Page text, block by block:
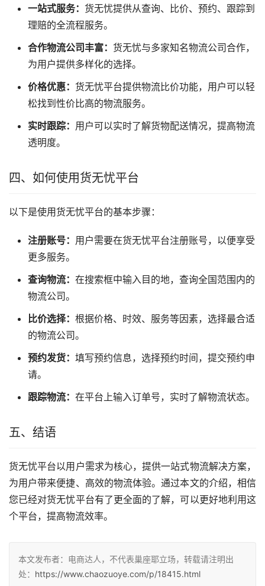
一站式服务： 货无忧提供从查询、比价、预约、跟踪到
理赔的全流程服务。
合作物流公司丰富： 货无忧与多家知名物流公司合作，
为用户提供多样化的选择。
价格优惠： 货无忧平台提供物流比价功能，用户可以轻
松找到性价比高的物流服务。
实时跟踪： 用户可以实时了解货物配送情况，提高物流
透明度。
四、如何使用货无忧平台
以下是使用货无忧平台的基本步骤：
注册账号： 用户需要在货无忧平台注册账号，以便享受
更多服务。
查询物流： 在搜索框中输入目的地，查询全国范围内的
物流公司。
比价选择： 根据价格、时效、服务等因素，选择最合适
的物流公司。
预约发货： 填写预约信息，选择预约时间，提交预约申
请。
跟踪物流： 在平台上输入订单号，实时了解物流状态。
五、结语
货无忧平台以用户需求为核心，提供一站式物流解决方案，
为用户带来便捷、高效的物流体验。通过本文的介绍，相信
您已经对货无忧平台有了更全面的了解，可以更好地利用这
个平台，提高物流效率。
本文发布者：电商达人，不代表巢座耶立场，转载请注明出
处： https://www.chaozuoye.com/p/18415.html